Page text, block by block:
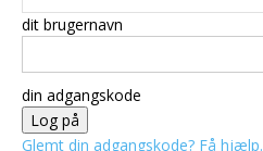
dit brugernavn
din adgangskode
Glemt din adgangskode? Få hjælp.